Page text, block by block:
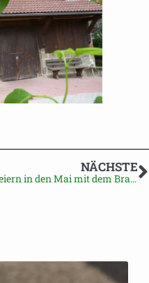
NÄCHSTE
Feiern in den Mai mit dem Brauverein Stressenhausen am Brauhaus